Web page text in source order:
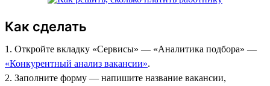
Как сделать
1. Откройте вкладку «Сервисы»‎ — «Аналитика подбора» —
«Конкурентный анализ вакансии».
2. Заполните форму — напишите название вакансии,